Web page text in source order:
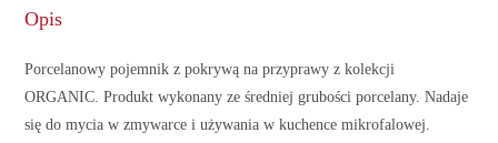
Opis
Porcelanowy pojemnik z pokrywą na przyprawy z kolekcji
ORGANIC. Produkt wykonany ze średniej grubości porcelany. Nadaje
się do mycia w zmywarce i używania w kuchence mikrofalowej.